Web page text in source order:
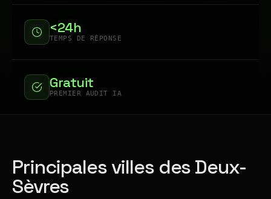
<24h
TEMPS DE RÉPONSE
Gratuit
PREMIER AUDIT IA
Principales villes des Deux-
Sèvres